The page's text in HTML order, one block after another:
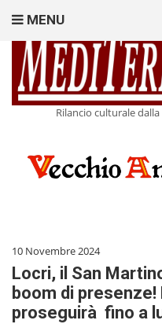
Rilancio culturale
MENU
10 Novembre 2024
Locri, il San
boom di
proseguirà fino a